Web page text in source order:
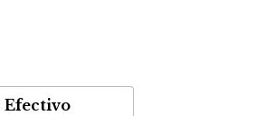
Efectivo